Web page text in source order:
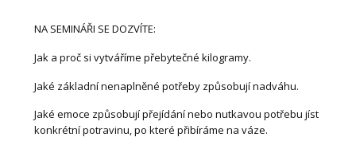
NA SEMINÁŘI SE DOZVÍTE:
Jak a proč si vytváříme přebytečné kilogramy.
Jaké základní nenaplněné potřeby způsobují nadváhu.
Jaké emoce způsobují přejídání nebo nutkavou potřebu jíst
konkrétní potravinu, po které přibíráme na váze.